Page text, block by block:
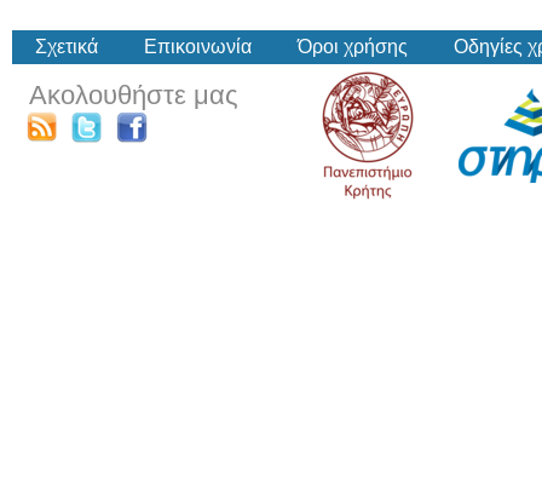
Σχετικά Επικοινωνία Όροι χρήσης Οδηγίες
Ακολουθήστε μας